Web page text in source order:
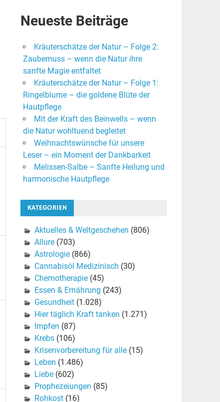
Neueste Beiträge
Kräuterschätze der Natur – Folge 2:
Zaubernuss – wenn die Natur ihre
sanfte Magie entfaltet
Kräuterschätze der Natur – Folge 1:
Ringelblume – die goldene Blüte der
Hautpflege
Mit der Kraft des Beinwells – wenn
die Natur wohltuend begleitet
Weihnachtswünsche für unsere
Leser – ein Moment der Dankbarkeit
Melissen-Salbe – Sanfte Heilung und
harmonische Hautpflege
KATEGORIEN
Aktuelles & Weltgeschehen (806)
Allure(703)
Astrologie(866)
Cannabisöl Medizinisch (30)
Chemotherapie(45)
Essen & Ernährung (243)
Gesundheit(1.028)
Hier täglich Kraft tanken (1.271)
Impfen (87)
Krebs(106)
Krisenvorbereitung für alle(15)
Leben (1.486)
Liebe(602)
Prophezeiungen (85)
Rohkost(16)